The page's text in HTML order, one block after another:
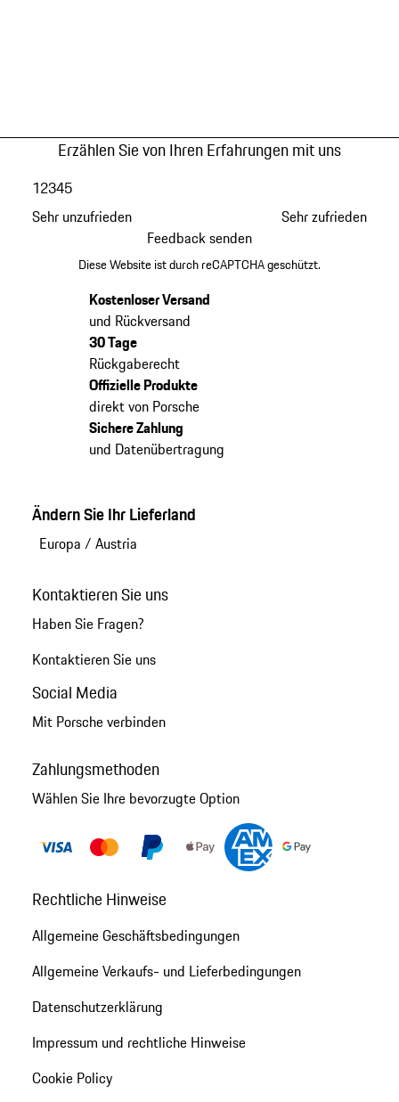
Erzählen Sie von Ihren Erfahrungen mit uns
Sehr unzufrieden
12345
Sehr zufrieden
Feedback senden
Diese Website ist durch reCAPTCHA geschützt.
Kostenloser Versand
und Rückversand
30 Tage
Rückgaberecht
Offizielle Produkte
direkt von Porsche
Sichere Zahlung
und Datenübertragung
Ändern Sie Ihr Lieferland
Europa / Austria
Kontaktieren Sie uns
Haben Sie Fragen?
Kontaktieren Sie uns
Social Media
Mit Porsche verbinden
Zahlungsmethoden
Wählen Sie Ihre bevorzugte Option
Rechtliche Hinweise
Allgemeine Geschäftsbedingungen
Allgemeine Verkaufs- und Lieferbedingungen
Datenschutzerklärung
Impressum und rechtliche Hinweise
Cookie Policy